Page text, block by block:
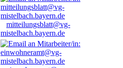
mitteilungsblatt@vg-
mistelbach.bayern.de